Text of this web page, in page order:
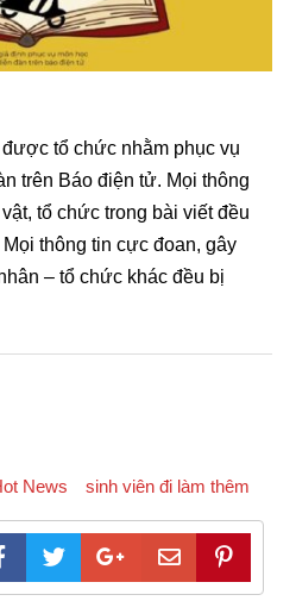
tổ chức nhằm phục vụ
trên Báo điện tử. Mọi thông
tổ chức trong bài viết đều
thông tin cực đoan, gây
– tổ chức khác đều bị
News sinh viên đi làm thêm